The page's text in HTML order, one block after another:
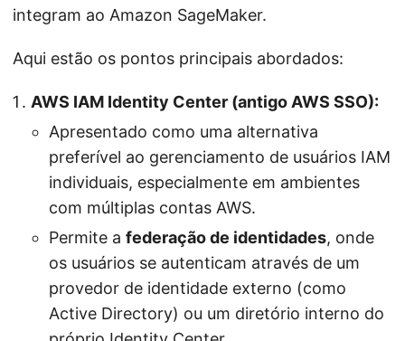
integram ao Amazon SageMaker.
Aqui estão os pontos principais abordados:
AWS IAM Identity Center (antigo AWS SSO):
Apresentado como uma alternativa
preferível ao gerenciamento de usuários IAM
individuais, especialmente em ambientes
com múltiplas contas AWS.
Permite a federação de identidades, onde
os usuários se autenticam através de um
provedor de identidade externo (como
Active Directory) ou um diretório interno do